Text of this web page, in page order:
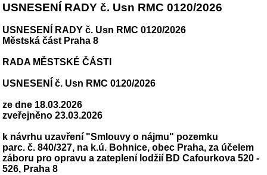
USNESENÍ RADY č. Usn RMC 0120/2026
USNESENÍ RADY č. Usn RMC 0120/2026
Městská část Praha 8
RADA MĚSTSKÉ ČÁSTI
USNESENÍ č. Usn RMC 0120/2026
ze dne 18.03.2026
zveřejněno 23.03.2026
k návrhu uzavření "Smlouvy o nájmu" pozemku
parc. č. 840/327, na k.ú. Bohnice, obec Praha, za účelem
záboru pro opravu a zateplení lodžií BD Cafourkova 520 -
526, Praha 8